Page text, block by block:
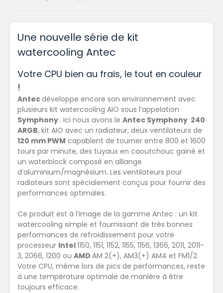
Une nouvelle série de kit
watercooling Antec
Votre CPU bien au frais, le tout en couleur
!
Antecdéveloppe encore son environnement avec
plusieurs kit watercooling AIO sous l’appelation
Symphony . Ici nous avons le Antec Symphony 240
ARGB, kit AIO avec un radiateur, deux ventilateurs de
120 mm PWM capablent de tourner entre 800 et 1600
tours par minute, des tuyaux en caoutchouc gainé et
un waterblock composé en alliange
d’aluminium/magnésium. Les ventilateurs pour
radiateurs sont spécialement conçus pour fournir des
performances optimales.
Ce produit est à l’image de la gamme Antec : un kit
watercooling simple et fournissant de très bonnes
performances de refroidissement pour votre
processeur Intel1150, 1151, 1152, 1155, 1156, 1366, 2011, 2011-
3, 2066, 1200 ou AMD AM 2(+), AM3(+) AM4 et FM1/2.
Votre CPU, même lors de pics de performances, reste
à une température optimale de manière à être
toujours efficace.